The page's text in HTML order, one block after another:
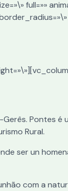
full=»»
Pontes é
Rural.
ser un
com a